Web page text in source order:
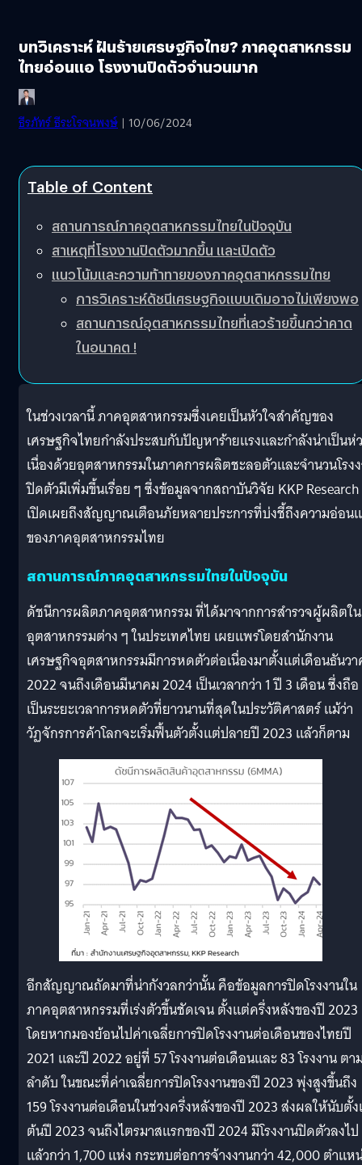
บทวิเคราะห์ ฝันร้ายเศรษฐกิจไทย? ภาคอุตสาหกรรม
ไทยอ่อนแอ โรงงานปิดตัวจำนวนมาก
ธีรภัทร์ ธีระโรจนพงษ์ | 10/06/2024
Table of Content
สถานการณ์ภาคอุตสาหกรรมไทยในปัจจุบัน
สาเหตุที่โรงงานปิดตัวมากขึ้น และเปิดตัว
แนวโน้มและความท้าทายของภาคอุตสาหกรรมไทย
การวิเคราะห์ดัชนีเศรษฐกิจแบบเดิมอาจไม่เพียงพอ
สถานการณ์อุตสาหกรรมไทยที่เลวร้ายขึ้นกว่าคาด
ในอนาคต !
ในช่วงเวลานี้ ภาคอุตสาหกรรมซึ่งเคยเป็นหัวใจสำคัญของ
เศรษฐกิจไทยกำลังประสบกับปัญหาร้ายแรงและกำลังน่าเป็นห่
เนื่องด้วยอุตสาหกรรมในภาคการผลิตชะลอตัวและจำนวนโรง
ปิดตัวมีเพิ่มขึ้นเรื่อย ๆ ซึ่งข้อมูลจากสถาบันวิจัย KKP Research
เปิดเผยถึงสัญญาณเตือนภัยหลายประการที่บ่งชี้ถึงความอ่อน
ของภาคอุตสาหกรรมไทย
สถานการณ์ภาคอุตสาหกรรมไทยในปัจจุบัน
ดัชนีการผลิตภาคอุตสาหกรรม ที่ได้มาจากการสำรวจผู้ผลิตใน
อุตสาหกรรมต่าง ๆ ในประเทศไทย เผยแพร่โดยสำนักงาน
เศรษฐกิจอุตสาหกรรมมีการหดตัวต่อเนื่องมาตั้งแต่เดือนธันว
2022 จนถึงเดือนมีนาคม 2024 เป็นเวลากว่า 1 ปี 3 เดือน ซึ่งถือ
เป็นระยะเวลาการหดตัวที่ยาวนานที่สุดในประวัติศาสตร์ แม้ว่า
วัฏจักรการค้าโลกจะเริ่มฟื้นตัวตั้งแต่ปลายปี 2023 แล้วก็ตาม
อีกสัญญาณถัดมาที่น่ากังวลกว่านั้น คือข้อมูลการปิดโรงงานใน
ภาคอุตสาหกรรมที่เร่งตัวขึ้นชัดเจน ตั้งแต่ครึ่งหลังของปี 2023
โดยหากมองย้อนไปค่าเฉลี่ยการปิดโรงงานต่อเดือนของไทยปี
2021 และปี 2022 อยู่ที่ 57 โรงงานต่อเดือนและ 83 โรงงาน ตา
ลำดับ ในขณะที่ค่าเฉลี่ยการปิดโรงงานของปี 2023 พุ่งสูงขึ้นถึง
159 โรงงานต่อเดือนในช่วงครึ่งหลังของปี 2023 ส่งผลให้นับตั้
ต้นปี 2023 จนถึงไตรมาสแรกของปี 2024 มีโรงงานปิดตัวลงไป
แล้วกว่า 1,700 แห่ง กระทบต่อการจ้างงานกว่า 42,000 ตำแห